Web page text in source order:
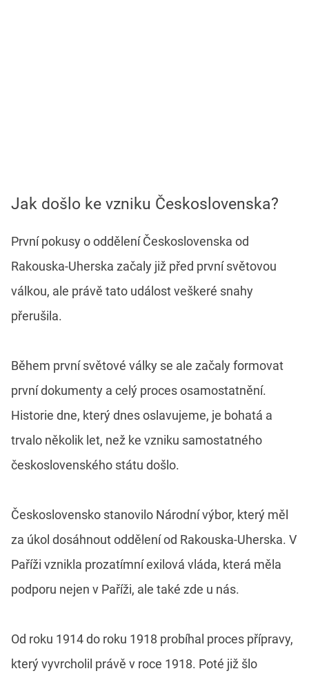
Jak došlo ke vzniku Československa?
První pokusy o oddělení Československa od
Rakouska-Uherska začaly již před první světovou
válkou, ale právě tato událost veškeré snahy
přerušila.
Během první světové války se ale začaly formovat
první dokumenty a celý proces osamostatnění.
Historie dne, který dnes oslavujeme, je bohatá a
trvalo několik let, než ke vzniku samostatného
československého státu došlo.
Československo stanovilo Národní výbor, který měl
za úkol dosáhnout oddělení od Rakouska-Uherska. V
Paříži vznikla prozatímní exilová vláda, která měla
podporu nejen v Paříži, ale také zde u nás.
Od roku 1914 do roku 1918 probíhal proces přípravy,
který vyvrcholil právě v roce 1918. Poté již šlo